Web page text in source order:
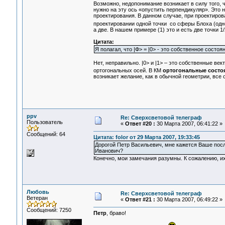
Возможно, недопонимание возникает в силу
нужно на эту ось «опустить перпендикуляр». Это
проектирования. В данном случае, при
проектировании одной точки со сферы Блоха
а две. В нашем примере (1) это и есть две точки
Цитата:
Я полагал, что |Ф> = |0> - это собственное
Нет, неправильно. |0> и |1> – это собственные
ортогональных осей. В КМ ортогональные
возникает желание, как в обычной геометрии,
ppv
Пользователь
Сообщений: 64
Re: Сверхсветовой телеграф
« Ответ #20 : 30 Марта 2007, 06:41:22 »
Цитата: folor от 29 Марта 2007, 19:33:45
Дорогой Петр Васильевич, мне кажется Ваше
Иванович?
Конечно, мои замечания разумны. К сожалению,
Любовь
Ветеран
Сообщений: 7250
Re: Сверхсветовой телеграф
« Ответ #21 : 30 Марта 2007, 06:49:22 »
Петр, браво!